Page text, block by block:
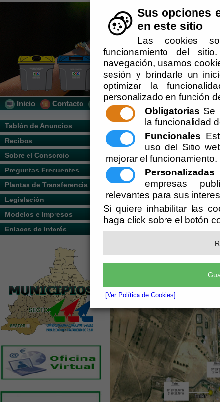
Sus opciones
en este sitio
Las cookies
funcionamiento del
navegación, usamos
sesión y brindarle un
optimizar la
personalizado en función
Obligatorias Se
la funcionalidad
Funcionales
uso del Sitio
mejorar el funcionamiento.
Personalizadas
empresas
relevantes para sus
Si quiere inhabilitar las
haga click sobre el botón
[Ver Política de Cookies]
Inicio Contacto Localización
Tablón de Anuncios
Recibos
Sobre el Consorcio
Preguntas Frecuentes
Plantas de Transferencia
Legislación
Modelos e Impresos
Enlaces de Interés
Usted se encuentra aquí:Inicio //
Escuchar